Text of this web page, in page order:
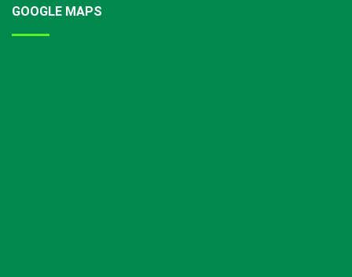
GOOGLE MAPS